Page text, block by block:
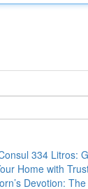
334 Litros:
Home with
Devotion: